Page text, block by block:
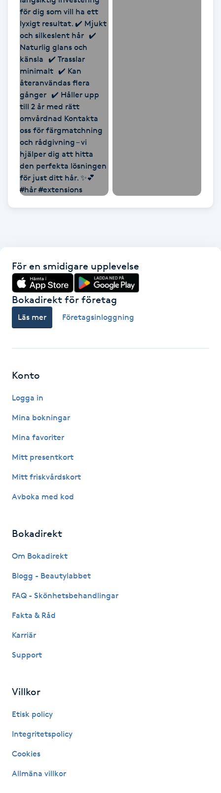
Gellack
Gellack med förstärkning
Gravidmassage
Gravidyoga
Gruppträning
Gua Sha-massage
Hatha Yoga
Herrklippning
HIFU
Hollywood Peel
Huduppstramning
Hyaluronsyra
Hårborttagning
Hårförlängning
Hårvård
Hälsa
Hälsprickor
Idrottsmassage
För en smidigare upplevelse
Bokadirekt för företag
Läs mer Företagsinloggning
Konto
Logga in
Mina bokningar
Mina favoriter
Mitt presentkort
Mitt friskvårdskort
Avboka med kod
Bokadirekt
Om Bokadirekt
Blogg - Beautylabbet
FAQ - Skönhetsbehandlingar
Fakta & Råd
Karriär
Support
Villkor
Etisk policy
Integritetspolicy
Cookies
Allmäna villkor